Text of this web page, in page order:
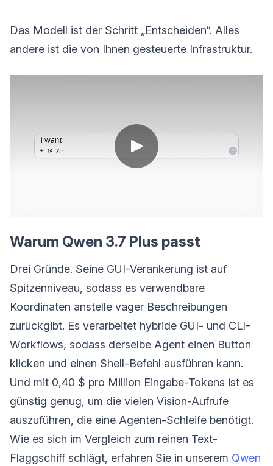
Das Modell ist der Schritt „Entscheiden“. Alles
andere ist die von Ihnen gesteuerte Infrastruktur.
Warum Qwen 3.7 Plus passt
Drei Gründe. Seine GUI-Verankerung ist auf
Spitzenniveau, sodass es verwendbare
Koordinaten anstelle vager Beschreibungen
zurückgibt. Es verarbeitet hybride GUI- und CLI-
Workflows, sodass derselbe Agent einen Button
klicken und einen Shell-Befehl ausführen kann.
Und mit 0,40 $ pro Million Eingabe-Tokens ist es
günstig genug, um die vielen Vision-Aufrufe
auszuführen, die eine Agenten-Schleife benötigt.
Wie es sich im Vergleich zum reinen Text-
Flaggschiff schlägt, erfahren Sie in unserem Qwen